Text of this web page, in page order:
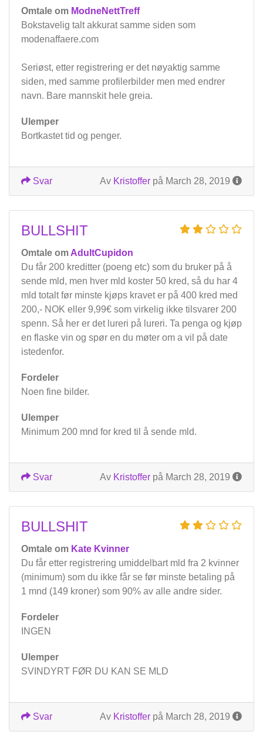
Omtale om ModneNettTreff
Bokstavelig talt akkurat samme siden som
modenaffaere.com
Seriøst, etter registrering er det nøyaktig samme
siden, med samme profilerbilder men med endrer
navn. Bare mannskit hele greia.
Ulemper
Bortkastet tid og penger.
Av Kristoffer på March 28, 2019
Svar
BULLSHIT
Omtale om AdultCupidon
Du får 200 kreditter (poeng etc) som du bruker på å
sende mld, men hver mld koster 50 kred, så du har 4
mld totalt før minste kjøps kravet er på 400 kred med
200,- NOK eller 9,99€ som virkelig ikke tilsvarer 200
spenn. Så her er det lureri på lureri. Ta penga og kjøp
en flaske vin og spør en du møter om a vil på date
istedenfor.
Fordeler
Noen fine bilder.
Ulemper
Minimum 200 mnd for kred til å sende mld.
Av Kristoffer på March 28, 2019
Svar
BULLSHIT
Omtale om Kate Kvinner
Du får etter registrering umiddelbart mld fra 2 kvinner
(minimum) som du ikke får se før minste betaling på
1 mnd (149 kroner) som 90% av alle andre sider.
Fordeler
INGEN
Ulemper
SVINDYRT FØR DU KAN SE MLD
Av Kristoffer på March 28, 2019
Svar